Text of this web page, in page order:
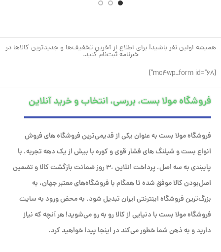
همیشه اولین نفر باشید! برای اطلاع از آخرین تخفیف‌ها و جدیدترین کالاها در
خبرنامه ثبت‌نام کنید.
[mc4wp_form id="68"]
فروشگاه مولا بست، بررسی، انتخاب و خرید آنلاین
فروشگاه مولا بست به عنوان یکی از قدیمی‌ترین فروشگاه های فروش
انواع بست و شیلنگ های فشار قوی و کوره با بیش از یک دهه تجربه، با
پایبندی به سه اصل، پرداخت انلاین ،۳ روز ضمانت بازگشت کالا و تضمین
اصل‌بودن کالا موفق شده تا همگام با فروشگاه‌های معتبر جهان، به
بزرگ‌ترین فروشگاه اینترنتی ایران تبدیل شود. به محض ورود به سایت
فروشگاه مولا بست با دنیایی از کالا رو به رو می‌شوید! هر آنچه که نیاز
دارید و به ذهن شما خطور می‌کند در اینجا پیدا خواهید کرد.